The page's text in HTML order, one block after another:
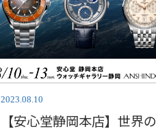
2023.08.10
【安心堂静岡本店】世界の